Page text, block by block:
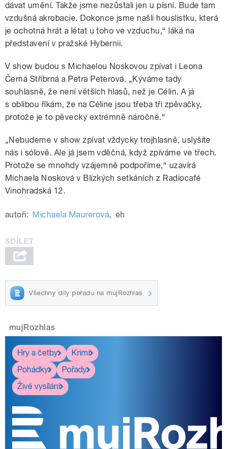
dávat umění. Takže jsme nezůstali jen u písní. Bude tam
vzdušná akrobacie. Dokonce jsme našli houslistku, která
je ochotná hrát a létat u toho ve vzduchu,“ láká na
představení v pražské Hybernii.
V show budou s Michaelou Noskovou zpívat i Leona
Černá Stříbrná a Petra Peterová. „Kýváme tady
souhlasně, že není větších hlasů, než je Célin. A já
s oblibou říkám, že na Céline jsou třeba tři zpěvačky,
protože je to pěvecky extrémně náročné.“
„Nebudeme v show zpívat vždycky trojhlasně, uslyšíte
nás i sólově. Ale já jsem vděčná, když zpíváme ve třech.
Protože se mnohdy vzájemně podpoříme,“ uzavírá
Michaela Nosková v Blízkých setkáních z Radiocafé
Vinohradská 12.
autoři: Michaela Maurerová, eh
Všechny díly pořadu na mujRozhlas
mujRozhlas
Hry a četby
Krimi
Pohádky
Pořady
Živé vysílání